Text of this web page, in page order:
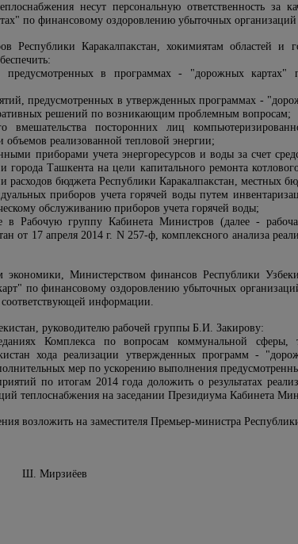
несут персональную ответственность за
по финансовому оздоровлению убыточных
Республики Каракалпакстан, хокимиятам областей и
предусмотренных в программах - "дорожных картах"
предусмотренных в утвержденных программах -
решений по возникающим проблемным вопросам;
вмешательства посторонних лиц
реализованной тепловой энергии;
приборами учета энергоресурсов и воды за счет
Ташкента на цели капитального ремонта
бюджета Республики Каракалпакстан, местных
приборов учета горячей воды путем
обслуживанию приборов учета горячей воды;
в Рабочую группу Кабинета Министров (далее -
от 17 апреля 2014 г. N 257-ф, комплексного анализа
Министерством финансов Республики
по финансовому оздоровлению убыточных
информации.
руководителю рабочей группы Б.И. Закирову:
Комплекса по вопросам коммунальной сферы,
хода реализации утвержденных программ -
мер по ускорению выполнения
по итогам 2014 года доложить о результатах
теплоснабжения на заседании Президиума Кабинета
возложить на заместителя Премьер-министра